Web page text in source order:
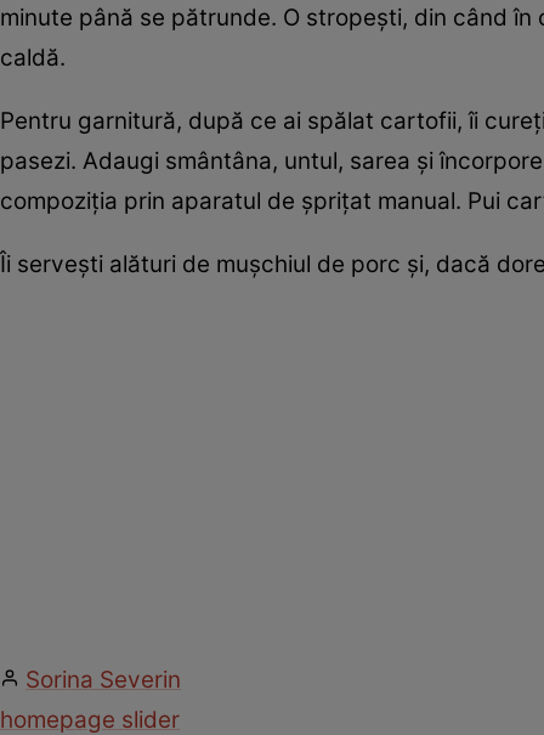
minute până se pătrunde. O stropeşti, din când
caldă.
Pentru garnitură, după ce ai spălat cartofii, îi
pasezi. Adaugi smântâna, untul, sarea şi
compoziţia prin aparatul de şpriţat manual. Pui
Îi serveşti alături de muşchiul de porc şi, dacă
Sorina Severin
homepage slider